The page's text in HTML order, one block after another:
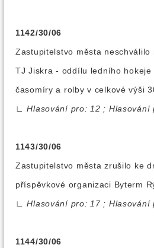
1142/30/06
Zastupitelstvo města
TJ Jiskra - oddílu ledního
časomíry a rolby v celkové výši
∟
Hlasování pro: 12 ; Hlasování
1143/30/06
Zastupitelstvo města zrušilo ke
příspěvkové organizaci Byterm
∟
Hlasování pro: 17 ;
1144/30/06